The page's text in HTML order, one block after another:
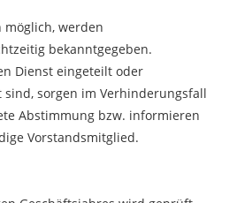
möglich, werden
bekanntgegeben.
Dienst eingeteilt oder
sorgen im Verhinderungsfall
Abstimmung bzw. informieren
Vorstandsmitglied.